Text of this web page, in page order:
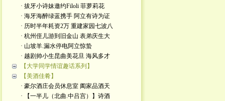
· 拔牙小诗妹邀约Filoli 菲萝莉花
· 海牙海醉绿蓝携手 阿立有诗为证
· 历时半年耗资2万 重建家园七波八
· 杭州侄儿游到旧金山 表弟庆生大
· 山坡羊.漏水停电阿立惊蛰
· 越剧帅小生昆曲美花旦 海风多才
【大学同学情谊趣话系列】
【美酒佳肴】
· 豪尔酒庄会员休息室 阖家品酒天
· 【一半儿（北曲.中吕宫）】诗酒